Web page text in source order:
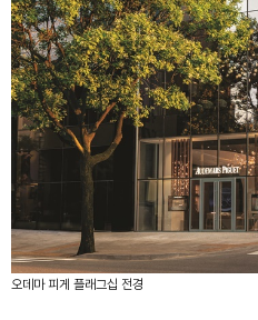
오데마 피게 플래그십 전경